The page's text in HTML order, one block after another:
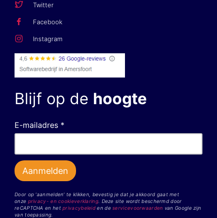
Twitter
Facebook
Instagram
Blijf op de hoogte
E-mailadres *
Door op ‘aanmelden’ te klikken, bevestig je dat je akkoord gaat met
onze privacy- en cookieverklaring. Deze site wordt beschermd door
reCAPTCHA en hetprivacybeleid en deservicevoorwaarden van Google zijn
van toepassing.